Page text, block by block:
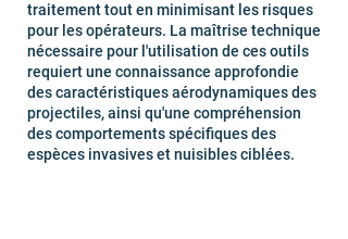
traitement tout en minimisant les risques
pour les opérateurs. La maîtrise technique
nécessaire pour l'utilisation de ces outils
requiert une connaissance approfondie
des caractéristiques aérodynamiques des
projectiles, ainsi qu'une compréhension
des comportements spécifiques des
espèces invasives et nuisibles ciblées.